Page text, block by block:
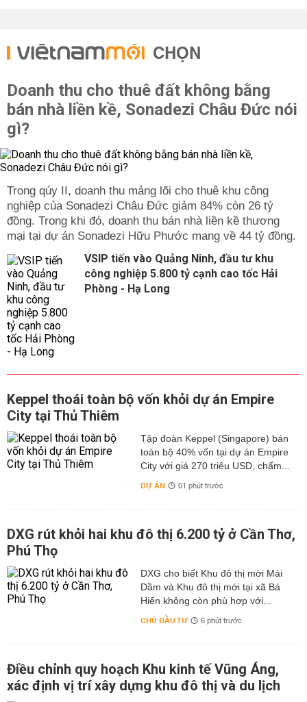
CHỌN
Doanh thu cho thuê đất không bằng
bán nhà liền kề, Sonadezi Châu Đức nói
gì?
Trong qúy II, doanh thu mảng lõi cho thuê khu công
nghiệp của Sonadezi Châu Đức giảm 84% còn 26 tỷ
đồng. Trong khi đó, doanh thu bán nhà liền kề thương
mại tại dự án Sonadezi Hữu Phước mang về 44 tỷ đồng.
VSIP tiến vào Quảng Ninh, đầu tư khu
công nghiệp 5.800 tỷ cạnh cao tốc Hải
Phòng - Hạ Long
Keppel thoái toàn bộ vốn khỏi dự án Empire
City tại Thủ Thiêm
Tập đoàn Keppel (Singapore) bán
toàn bộ 40% vốn tại dự án Empire
City với giá 270 triệu USD, chấm...
DỰ ÁN 01 phút trước
DXG rút khỏi hai khu đô thị 6.200 tỷ ở Cần Thơ,
Phú Thọ
DXG cho biết Khu đô thị mới Mái
Dầm và Khu đô thị mới tại xã Bá
Hiến không còn phù hợp với...
CHỦ ĐẦU TƯ 6 phút trước
Điều chỉnh quy hoạch Khu kinh tế Vũng Áng,
xác định vị trí xây dựng khu đô thị và du lịch